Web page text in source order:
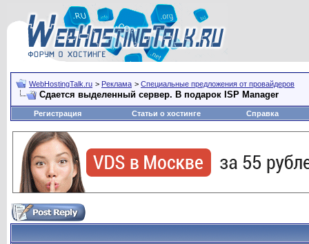
WebHostingTalk.ru > Реклама > Специальные предложения от провайдеров
Сдается выделенный сервер. В подарок ISP Manager
Регистрация Статьи о хостинге Справка